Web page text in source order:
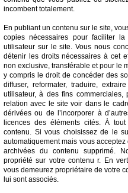
incombent totalement.
En publiant un contenu sur le site,
copies nécessaires pour faciliter
utilisateur sur le site. Vous nous
détenir les droits nécessaires à cet
non exclusive, transférable et pour le
y compris le droit de concéder des
diffuser, reformater, traduire,
utilisateur, à des fins
relation avec le site voir dans le
dérivées ou de l’incorporer à
licences des éléments cités. À
contenu. Si vous choisissez de le
automatiquement mais vous
archivées du contenu supprimé.
propriété sur votre contenu r. En
vous demeurez propriétaire de votre
lui sont associés.